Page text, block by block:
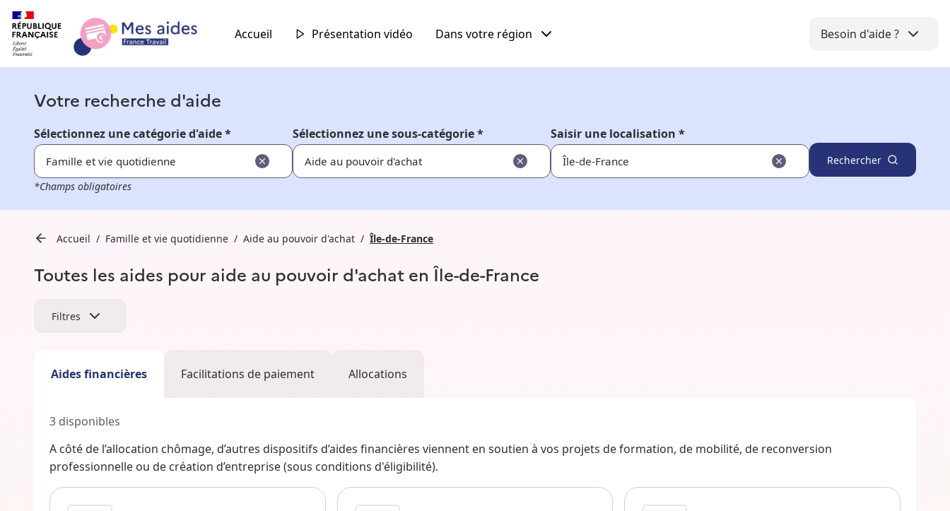
Accueil Présentation vidéo Dans votre région Besoin d'aide ?
Votre recherche d'aide
Sélectionnez une catégorie d'aide *
Famille et vie quotidienne
Sélectionnez une sous-catégorie *
Aide au pouvoir d'achat
Saisir une localisation *
Rechercher
*Champs obligatoires
Accueil Famille et vie quotidienne Aide au pouvoir d'achat Île-de-France
Toutes les aides pour aide au pouvoir d'achat en Île-de-France
Filtres
Aides financières Facilitations de paiement Allocations
3 disponibles
A côté de l’allocation chômage, d’autres dispositifs d’aides financières viennent en soutien à vos projets de formation, de mobilité, de reconversion
professionnelle ou de création d’entreprise (sous conditions d'éligibilité).